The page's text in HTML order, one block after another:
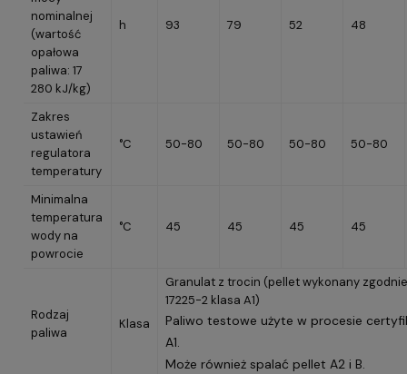
nominalnej
(wartość
opałowa
paliwa: 17
280 kJ/kg)
h 93 79 52 48
Zakres
ustawień
regulatora
temperatury
°C 50-80 50-80 50-80 50-80
Minimalna
temperatura
wody na
powrocie
°C 45 45 45 45
Rodzaj
paliwa
Klasa
Granulat z trocin (pellet wykonany zgodnie
17225-2 klasa A1)
Paliwo testowe użyte w procesie
A1.
Może również spalać pellet A2 i B.